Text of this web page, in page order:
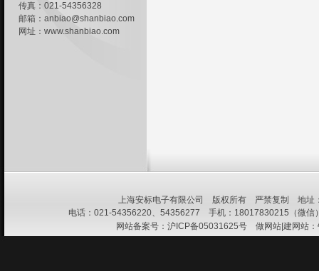
传真：021-54356328
邮箱： anbiao@shanbiao.com
网址： www.shanbiao.com
上海安标电子有限公司 版权所有 严禁复制 地址
电话：021-54356220、54356277 手机：18017830215（微
网站备案号： 沪ICP备05031625号做网站|建网站：